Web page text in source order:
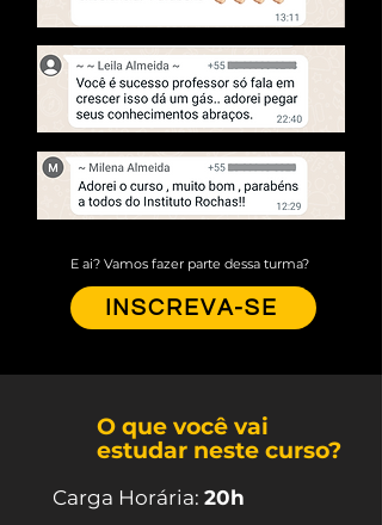
E ai? Vamos fazer parte dessa turma?
INSCREVA-SE
O que você vai
estudar neste curso?
Carga Horária: 20h